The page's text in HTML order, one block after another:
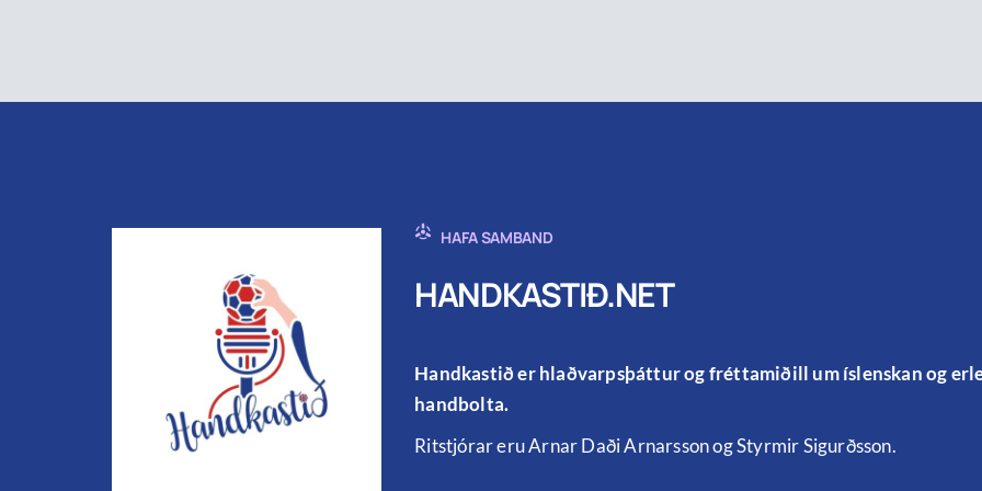
HAFA SAMBAND
HANDKASTIÐ.NET
Handkastið er hlaðvarpsþáttur og fréttamiðill um íslenskan og
handbolta.
Ritstjórar eru Arnar Daði Arnarsson og Styrmir Sigurðsson.